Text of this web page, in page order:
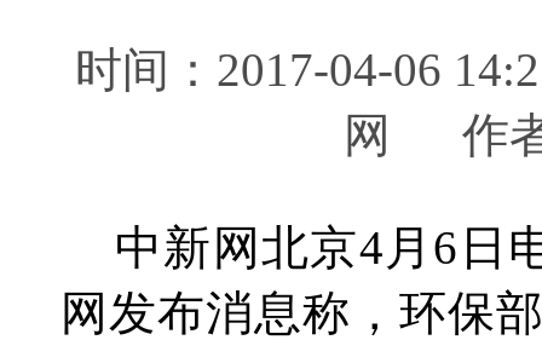
时间：2017-04-06
网 作
中新网北京4月6日
网发布消息称，环保